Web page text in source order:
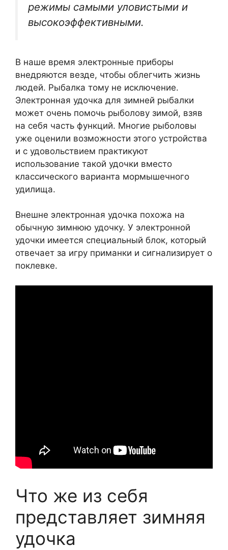
режимы самыми уловистыми и
высокоэффективными.
В наше время электронные приборы
внедряются везде, чтобы облегчить жизнь
людей. Рыбалка тому не исключение.
Электронная удочка для зимней рыбалки
может очень помочь рыболову зимой, взяв
на себя часть функций. Многие рыболовы
уже оценили возможности этого устройства
и с удовольствием практикуют
использование такой удочки вместо
классического варианта мормышечного
удилища.
Внешне электронная удочка похожа на
обычную зимнюю удочку. У электронной
удочки имеется специальный блок, который
отвечает за игру приманки и сигнализирует о
поклевке.
Что же из себя
представляет зимняя
удочка